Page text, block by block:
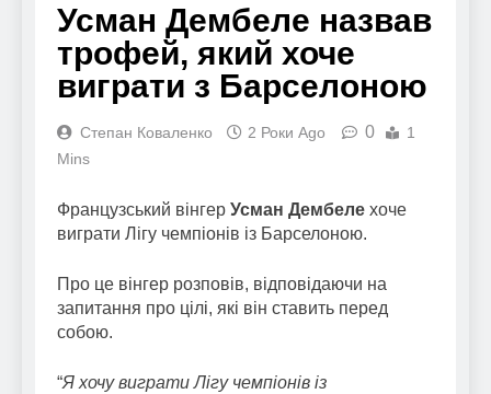
Усман Дембеле назвав
трофей, який хоче
виграти з Барселоною
Степан Коваленко 2 Роки Ago 0
1
Mins
Французський вінгер Усман Дембеле хоче
виграти Лігу чемпіонів із Барселоною.
Про це вінгер розповів, відповідаючи на
запитання про цілі, які він ставить перед
собою.
“Я хочу виграти Лігу чемпіонів із